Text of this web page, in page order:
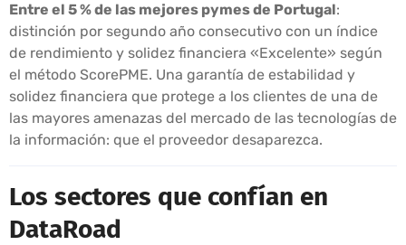
Entre el 5 % de las mejores pymes de Portugal:
distinción por segundo año consecutivo con un índice
de rendimiento y solidez financiera «Excelente» según
el método ScorePME. Una garantía de estabilidad y
solidez financiera que protege a los clientes de una de
las mayores amenazas del mercado de las tecnologías de
la información: que el proveedor desaparezca.
Los sectores que confían en
DataRoad